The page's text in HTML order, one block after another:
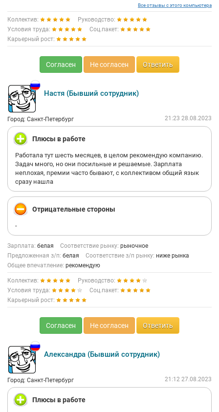
Все отзывы с этого компьютера
Коллектив:
Руководство:
Условия труда:
Соц.пакет:
Карьерный рост:
Согласен Не согласен Ответить
Настя (Бывший сотрудник)
Город: Санкт-Петербург 21:23 28.08.2023
Плюсы в работе
Работала тут шесть месяцев, в целом рекомендую компанию.
Задач много, но они посильные и решаемые. Зарплата
неплохая, премии часто бывают, с коллективом общий язык
сразу нашла
Отрицательные стороны
-
Зарплата: белая Соответствие рынку: рыночное
Предложенная з/п: белая Соответствие з/п рынку: ниже рынка
Общее впечатление: рекомендую
Коллектив:
Руководство:
Условия труда:
Соц.пакет:
Карьерный рост:
Согласен Не согласен Ответить
Александра (Бывший сотрудник)
Город: Санкт-Петербург 21:12 27.08.2023
Плюсы в работе